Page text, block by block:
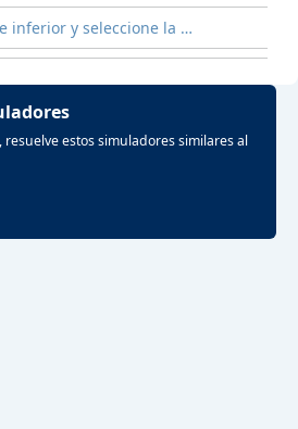
inferior y seleccione la …
estos simuladores similares al